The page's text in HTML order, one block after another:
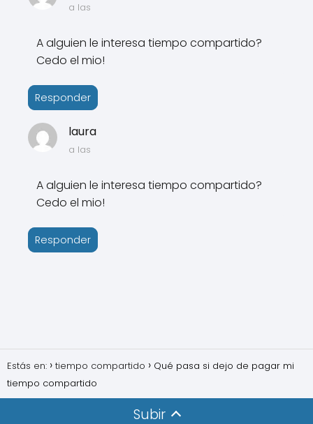
a las
A alguien le interesa tiempo compartido?
Cedo el mio!
Responder
laura
a las
A alguien le interesa tiempo compartido?
Cedo el mio!
Responder
Estás en: tiempo compartido
Qué pasa si dejo de pagar mi
tiempo compartido
Subir